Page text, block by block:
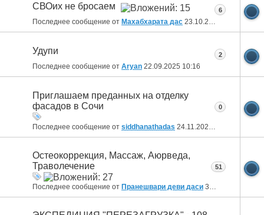
СВОих не бросаем
Последнее сообщение от Махабхарата дас 23.10.2025
6
Удупи
Последнее сообщение от Aryan 22.09.2025 10:16
2
Приглашаем преданных на отделку
фасадов в Сочи
Последнее сообщение от siddhanathadas 24.11.2024
0
Остеокоррекция, Массаж, Аюрведа,
Траволечение
Последнее сообщение от Пранешвари деви даси 30.04.2024
51